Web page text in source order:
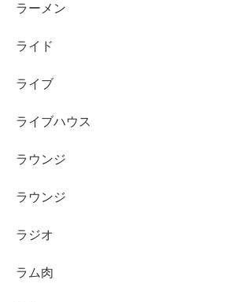
ラーメン
ライド
ライブ
ライブハウス
ラウンジ
ラウンジ
ラジオ
ラム肉